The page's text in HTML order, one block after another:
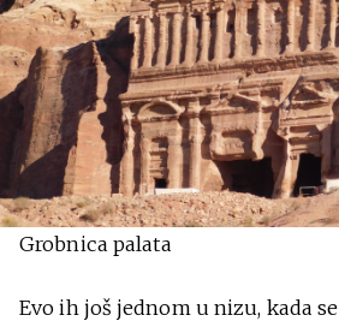
Grobnica palata
Evo ih još jednom u nizu, kada